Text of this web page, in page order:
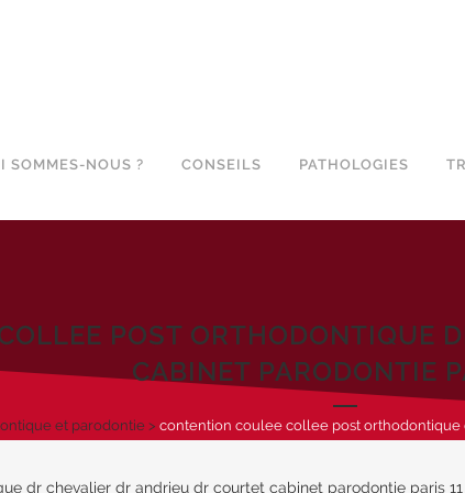
SOMMES-NOUS ? CONSEILS PATHOLOGIES
POST ORTHODONTIQUE
CABINET PARODONTIE
et parodontie > contention coulee collee post orthodontique